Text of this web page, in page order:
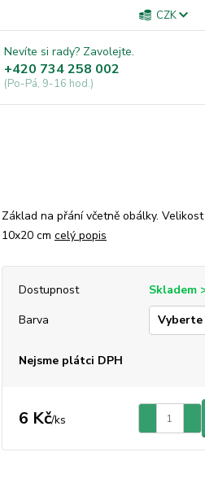
CZK
Nevíte si rady? Zavolejte.
+420 734 258 002
(Po-Pá, 9-16 hod.)
Základ na přání včetně obálky.
10x20 cm celý popis
Dostupnost
Skladem
Barva
Nejsme plátci DPH
6 Kč/ks